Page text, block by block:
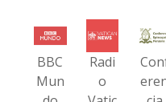
BBC
Mun
Radi
o